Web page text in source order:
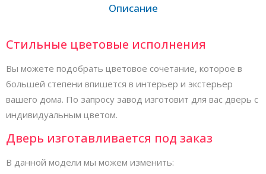
Описание
Стильные цветовые исполнения
Вы можете подобрать цветовое сочетание, которое в
большей степени впишется в интерьер и экстерьер
вашего дома. По запросу завод изготовит для вас дверь с
индивидуальным цветом.
Дверь изготавливается под заказ
В данной модели мы можем изменить: